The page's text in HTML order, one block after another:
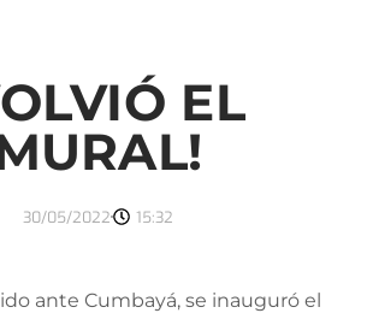
EL
30/05/2022 15:32
ante Cumbayá, se inauguró el